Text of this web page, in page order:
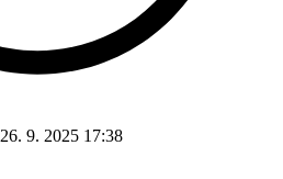
26. 9. 2025 17:38